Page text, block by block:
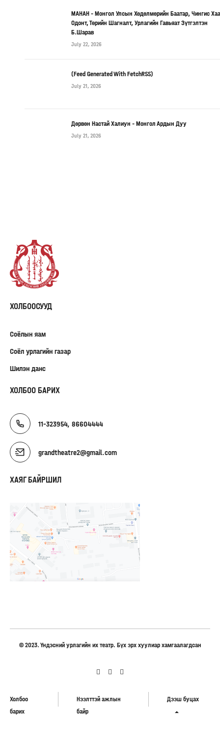
МАНАН – Монгол Улсын Хөдөлмөрийн Баатар, Чингис
Одонт, Төрийн Шагналт, Урлагийн Гавьяат Зүтгэлтэн
Б.Шарав
July 22, 2026
(Feed Generated With FetchRSS)
July 21, 2026
Дөрвөн Настай Халиун – Монгол Ардын Дуу
July 21, 2026
ХОЛБООСУУД
Соёлын яам
Соёл урлагийн газар
Шилэн данс
ХОЛБОО БАРИХ
11-323954, 86604444
grandtheatre2@gmail.com
ХАЯГ БАЙРШИЛ
© 2023. Үндэсний урлагийн их театр. Бүх эрх хуулиар хамгаалагдсан
Холбоо
барих
Нээлттэй ажлын
байр
Дээш буцах